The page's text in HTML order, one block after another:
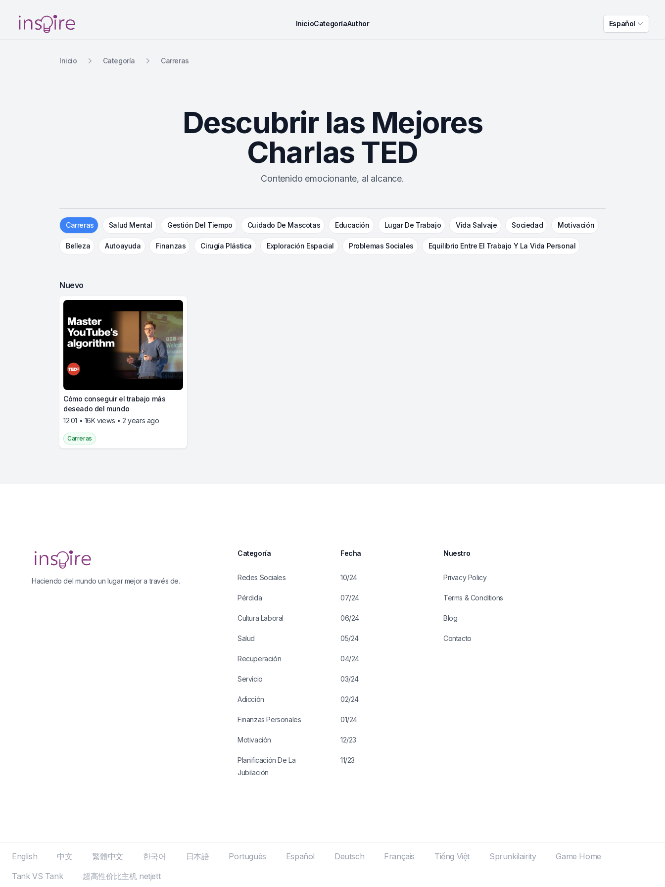
Your Company
InicioCategoríaAuthor Español
Inicio Categoría Carreras
Descubrir las Mejores
Charlas TED
Contenido emocionante, al alcance.
Carreras Salud Mental Gestión Del Tiempo Cuidado De Mascotas Educación Lugar De Trabajo Vida Salvaje Sociedad Motivación
Belleza Autoayuda Finanzas Cirugía Plástica Exploración Espacial Problemas Sociales Equilibrio Entre El Trabajo Y La Vida Personal
Nuevo
Cómo conseguir el trabajo más
deseado del mundo
12:01 • 16K views • 2 years ago
Carreras
Haciendo del mundo un lugar mejor a través de.
Categoría
Redes Sociales
Pérdida
Cultura Laboral
Salud
Recuperación
Servicio
Adicción
Finanzas Personales
Motivación
Planificación De La
Jubilación
Fecha
10/24
07/24
06/24
05/24
04/24
03/24
02/24
01/24
12/23
11/23
Nuestro
Privacy Policy
Terms & Conditions
Blog
Contacto
English 中文 繁體中文 한국어 日本語 Português Español Deutsch Français Tiếng Việt Sprunkilairity
Game Home
Tank VS Tank
超高性价比主机 netjett